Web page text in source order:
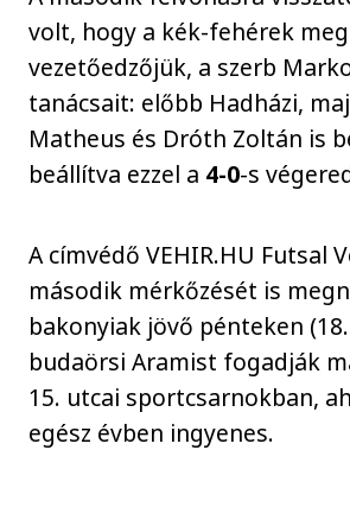
volt, hogy a kék-fehérek
vezetőedzőjük, a szerb
tanácsait: előbb Hadházi,
Matheus és Dróth Zoltán is
beállítva ezzel a 4-0-s
A címvédő VEHIR.HU Futsal
második mérkőzését is
bakonyiak jövő pénteken
budaörsi Aramist fogadják
15. utcai sportcsarnokban,
egész évben ingyenes.